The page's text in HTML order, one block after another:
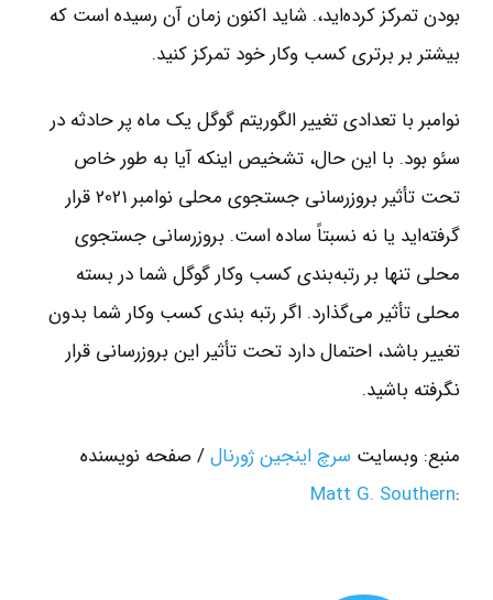
بودن تمرکز کرده‌اید،. شاید اکنون زمان آن رسیده است که
بیشتر بر برتری کسب‌ وکار خود تمرکز کنید.
نوامبر با تعدادی تغییر الگوریتم گوگل یک ماه پر حادثه در
سئو بود. با این حال، تشخیص اینکه آیا به طور خاص
تحت تأثیر بروزرسانی جستجوی محلی نوامبر 2021 قرار
گرفته‌اید یا نه نسبتاً ساده است. بروزرسانی جستجوی
محلی تنها بر رتبه‌بندی کسب ‌وکار گوگل شما در بسته
محلی تأثیر می‌گذارد. اگر رتبه ‌بندی کسب ‌وکار شما بدون
تغییر باشد، احتمال دارد تحت تأثیر این بروزرسانی قرار
نگرفته باشید.
منبع: وبسایت سرچ اینجین ژورنال/ صفحه نویسنده
:
Matt G. Southern